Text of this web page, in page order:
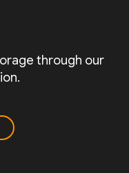
through our